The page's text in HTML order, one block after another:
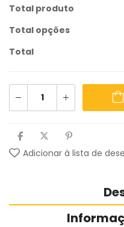
Total produto
Total opções
Total
Adicionar à lista de